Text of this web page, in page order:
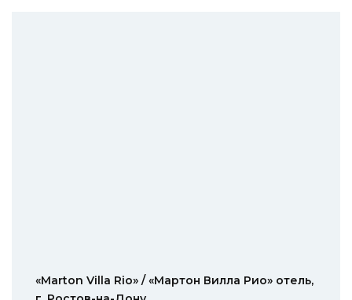
«Marton Villa Rio» / «Мартон Вилла Рио» отель,